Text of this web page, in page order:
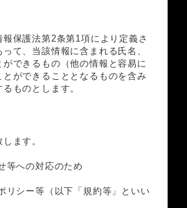
保護法第2条第1項により定義さ
て、当該情報に含まれる氏名、
できるもの（他の情報と容易に
ができることとなるものを含み
ものとします。
ます。
等への対応のため
リシー等（以下「規約等」といい